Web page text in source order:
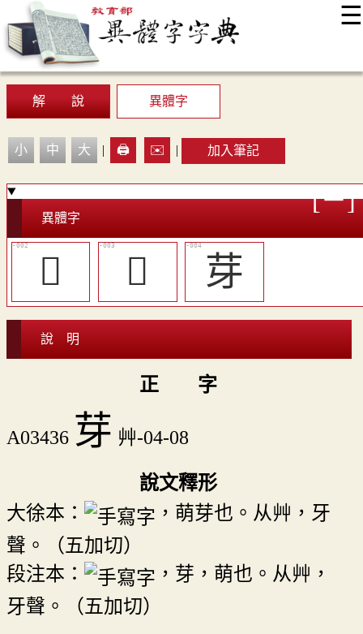
☰
最新消息
顯示模式
網站導覽
解 說
異體字
小 中 大 | 🖨️ ✉️ | 加入筆記
異體字
󴽈 󴽉 芽
說 明
正 字
A03436 芽 艸-04-08
說文釋形
大徐本：
，萌芽也。从艸，牙
聲。（五加切）
段注本：
，芽，萌也。从艸，
牙聲。（五加切）